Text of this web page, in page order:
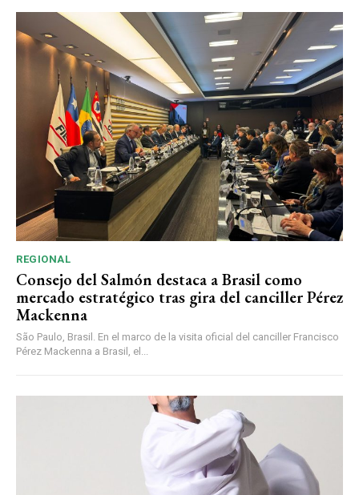
REGIONAL
Consejo del Salmón destaca a Brasil como
mercado estratégico tras gira del canciller Pérez
Mackenna
São Paulo, Brasil. En el marco de la visita oficial del canciller Francisco
Pérez Mackenna a Brasil, el...